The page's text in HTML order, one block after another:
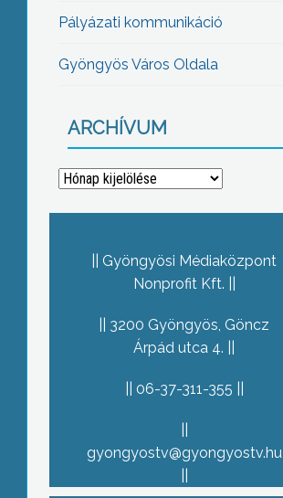
Pályázati kommunikáció
Gyöngyös Város Oldala
ARCHÍVUM
Archívum
Gyöngyösi Médiaközpont
Nonprofit Kft.
3200 Gyöngyös, Göncz
Árpád utca 4.
06-37-311-355
gyongyostv@gyongyostv.hu